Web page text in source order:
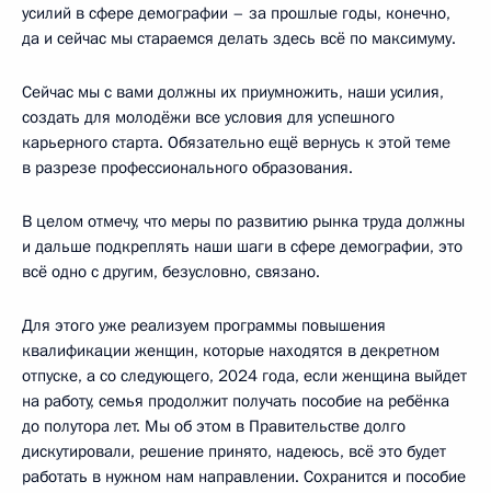
усилий в сфере демографии – за прошлые годы, конечно,
да и сейчас мы стараемся делать здесь всё по максимуму.
Сейчас мы с вами должны их приумножить, наши усилия,
создать для молодёжи все условия для успешного
карьерного старта. Обязательно ещё вернусь к этой теме
в разрезе профессионального образования.
В целом отмечу, что меры по развитию рынка труда должны
и дальше подкреплять наши шаги в сфере демографии, это
всё одно с другим, безусловно, связано.
Для этого уже реализуем программы повышения
квалификации женщин, которые находятся в декретном
отпуске, а со следующего, 2024 года, если женщина выйдет
на работу, семья продолжит получать пособие на ребёнка
до полутора лет. Мы об этом в Правительстве долго
дискутировали, решение принято, надеюсь, всё это будет
работать в нужном нам направлении. Сохранится и пособие